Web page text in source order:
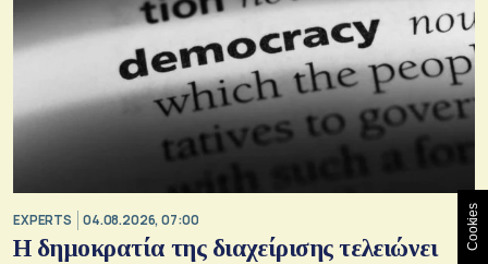
EXPERTS 04.08.2026, 07:00
Η δημοκρατία της διαχείρισης τελειώνει Cookies